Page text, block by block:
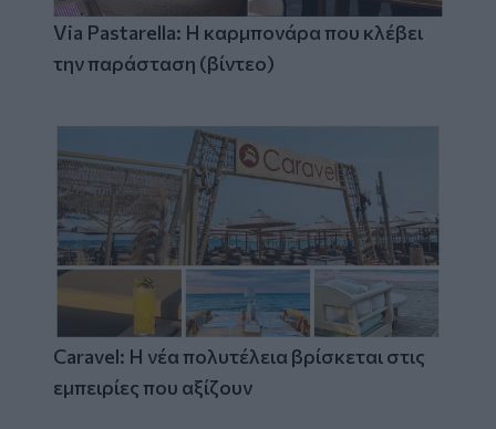
Via Pastarella: Η καρμπονάρα που κλέβει
την παράσταση (βίντεο)
Caravel: Η νέα πολυτέλεια βρίσκεται στις
εμπειρίες που αξίζουν